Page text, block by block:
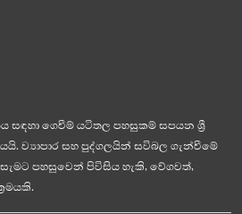
සඳහා ගෙවීම් යටිතල පහසුකම් සපයන ශ්‍රී
ව්‍යාපාර සහ පුද්ගලයින් සවිබල ගැන්වීමේ
පහසුවෙන් පිවිසිය හැකි, වේගවත්,